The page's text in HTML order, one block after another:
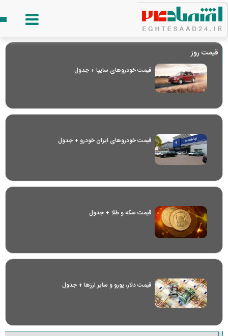
قیمت روز
قیمت خودرو‌های سایپا + جدول
قیمت خودرو‌های ایران خودرو + جدول
قیمت سکه و طلا + جدول
قیمت دلار، یورو و سایر ارز‌ها + جدول